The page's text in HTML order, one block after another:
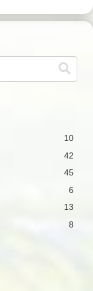
10
42
45
6
13
8